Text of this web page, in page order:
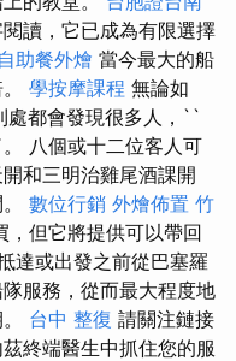
讀，它已成為有限選擇
自助餐外燴 當今最大的船
學按摩課程 無論如
處都會發現很多人，``
八個或十二位客人可
和三明治雞尾酒課開
數位行銷 外燴佈置 竹
，但它將提供可以帶回
達或出發之前從巴塞羅
服務，從而最大程度地
台中 整復 請關注鏈接
終端醫生中抓住您的服